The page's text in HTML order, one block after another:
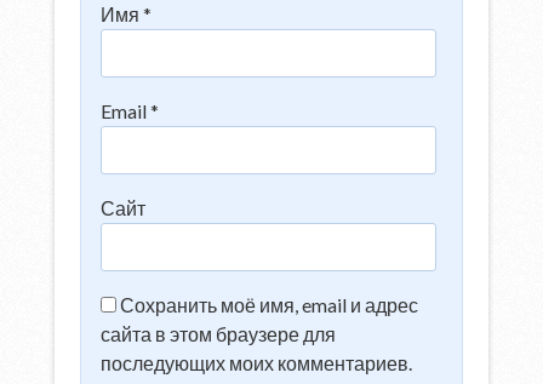
Имя*
Email*
Сайт
Сохранить моё имя, email и адрес
сайта в этом браузере для
последующих моих комментариев.